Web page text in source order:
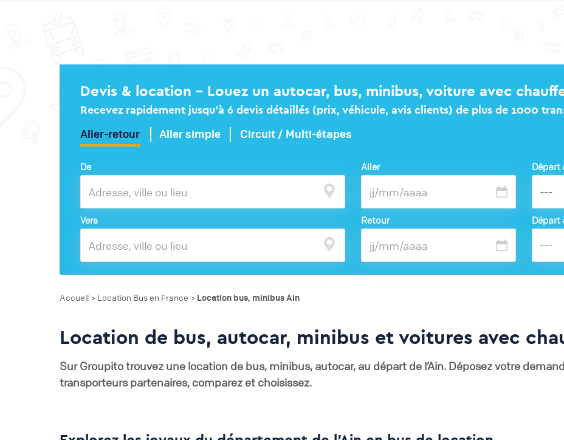
Devis & location – Louez un autocar, bus, minibus, voiture avec
Recevez rapidement jusqu’à 6 devis détaillés (prix, véhicule, avis clients) de plus de 1000
Aller-retour Aller simple Circuit / Multi-étapes
De
Vers
Aller Départ
Retour Départ
Accueil > Location Bus en France > Location bus, minibus Ain
Location de bus, autocar, minibus et voitures avec
Sur Groupito trouvez une location de bus, minibus, autocar, au départ de l’Ain. Déposez votre
transporteurs partenaires, comparez et choisissez.